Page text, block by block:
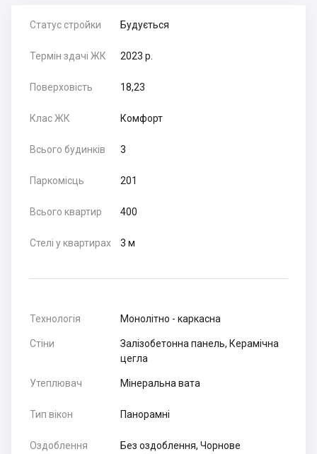
Статус стройки Будується
Термін здачі ЖК 2023 р.
Поверховість 18,23
Клас ЖК Комфорт
Всього будинків 3
Паркомісць 201
Всього квартир 400
Стелі у квартирах 3 м
Технологія Монолітно - каркасна
Стіни
Залізобетонна панель, Керамічна
цегла
Утеплювач Мінеральна вата
Тип вікон Панорамні
Оздоблення
Без оздоблення, Чорнове